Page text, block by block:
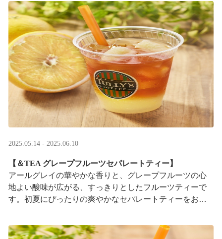
2025.05.14 - 2025.06.10
【＆TEA グレープフルーツセパレートティー】
アールグレイの華やかな香りと、グレープフルーツの心
地よい酸味が広がる、すっきりとしたフルーツティーで
す。初夏にぴったりの爽やかなセパレートティーをお楽